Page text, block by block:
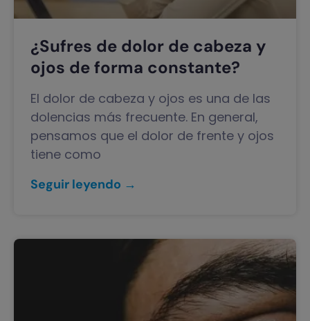
¿Sufres de dolor de cabeza y
ojos de forma constante?
El dolor de cabeza y ojos es una de las
dolencias más frecuente. En general,
pensamos que el dolor de frente y ojos
tiene como
Seguir leyendo →